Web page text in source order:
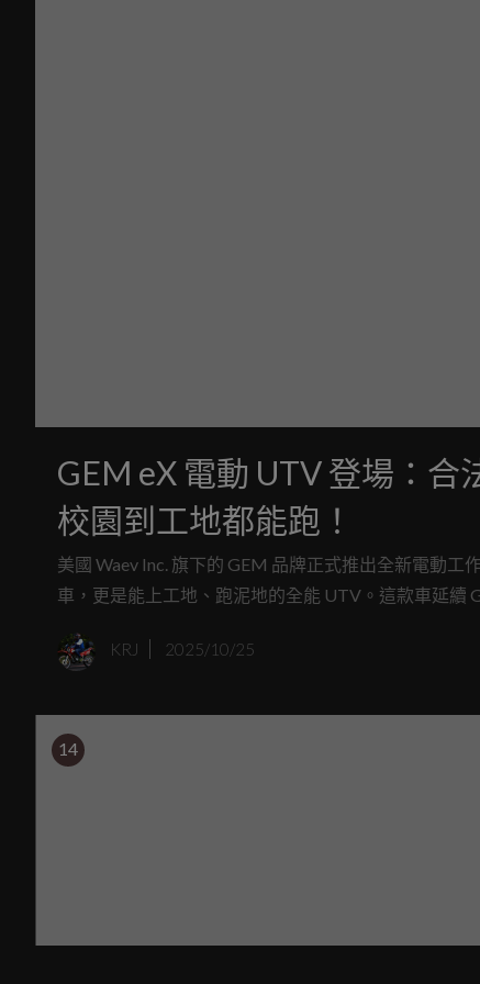
GEM eX 電動 UTV 登場：
校園到工地都能跑！
美國 Waev Inc. 旗下的 GEM 品牌正式推出全新電動
車，更是能上工地、跑泥地的全能 UTV。這款車延續
KRJ 2025/10/25
14